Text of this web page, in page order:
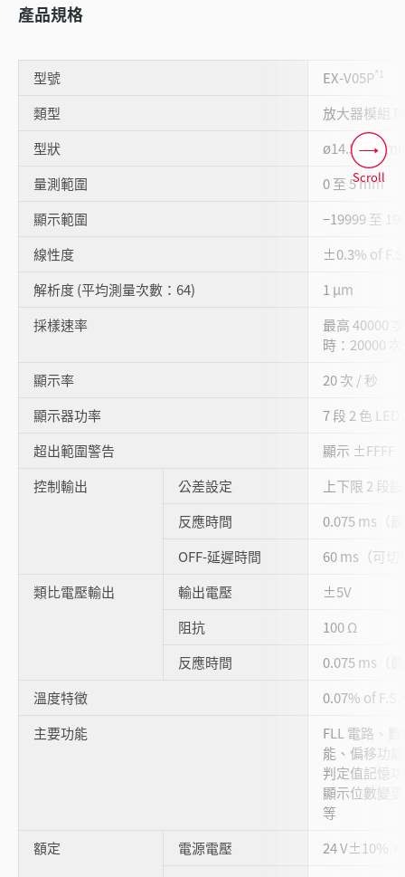
產品規格
型號 EX-V05P*1
類型
放大器模組
型狀
ø14.5 x 20
量測範圍
0 至 5 mm
顯示範圍
−19999 至
線性度
±0.3% of
解析度 (平均測量次數：64)
1 µm
採樣速率
最高 40000
時：20000
顯示率
20 次 / 秒
顯示器功率
7 段 2 色 LED
超出範圍警告
顯示 ±FFFF
控制輸出
公差設定
上下限 2 段
反應時間
0.075 ms（
OFF-延遲時間
60 ms（可切
類比電壓輸出
輸出電壓
±5V
阻抗
100 Ω
反應時間
0.075 ms（
溫度特徵
0.07% of
主要功能
FLL 電路、
能、偏移功
判定值記憶
顯示位數變
等
額定
電源電壓
24 V±10%，
Scroll